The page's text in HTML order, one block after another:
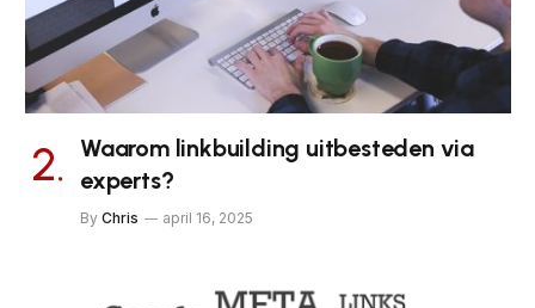
Waarom linkbuilding uitbesteden via
experts?
By Chris april 16, 2025